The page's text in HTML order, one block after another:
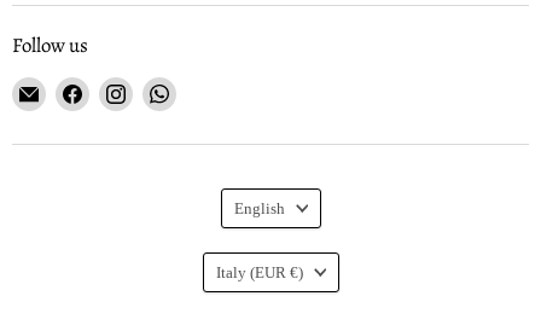
Follow us
Email
Gioielleria
Curnis
Find
on
Find
on
Find
on
Language
English
Country
Italy (EUR €)